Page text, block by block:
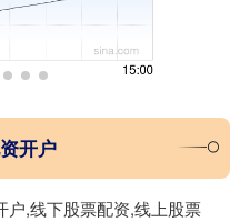
开户
户,线下股票配资,线上股票